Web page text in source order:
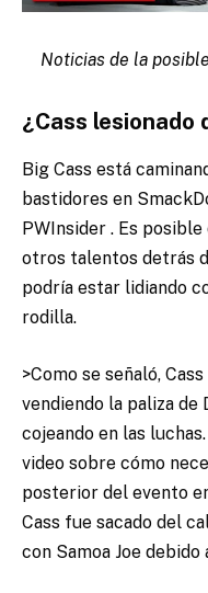
Noticias de la
¿Cass lesionado
Big Cass está
bastidores en
PWInsider . Es
otros talentos detrás
podría estar lidiando
rodilla.
>Como se señaló,
vendiendo la paliza de
cojeando en las
video sobre cómo
posterior del evento
Cass fue sacado del
con Samoa Joe debido